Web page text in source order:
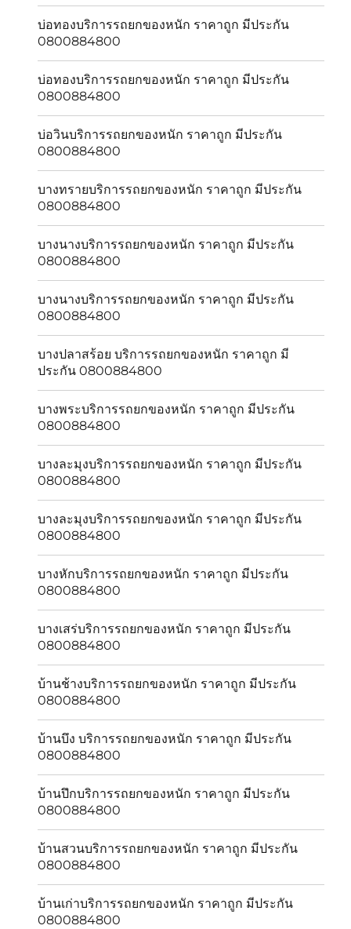
บ่อทองบริการรถยกของหนัก ราคาถูก มีประกัน
0800884800
บ่อทองบริการรถยกของหนัก ราคาถูก มีประกัน
0800884800
บ่อวินบริการรถยกของหนัก ราคาถูก มีประกัน
0800884800
บางทรายบริการรถยกของหนัก ราคาถูก มีประกัน
0800884800
บางนางบริการรถยกของหนัก ราคาถูก มีประกัน
0800884800
บางนางบริการรถยกของหนัก ราคาถูก มีประกัน
0800884800
บางปลาสร้อย บริการรถยกของหนัก ราคาถูก มี
ประกัน 0800884800
บางพระบริการรถยกของหนัก ราคาถูก มีประกัน
0800884800
บางละมุงบริการรถยกของหนัก ราคาถูก มีประกัน
0800884800
บางละมุงบริการรถยกของหนัก ราคาถูก มีประกัน
0800884800
บางหักบริการรถยกของหนัก ราคาถูก มีประกัน
0800884800
บางเสร่บริการรถยกของหนัก ราคาถูก มีประกัน
0800884800
บ้านช้างบริการรถยกของหนัก ราคาถูก มีประกัน
0800884800
บ้านบึง บริการรถยกของหนัก ราคาถูก มีประกัน
0800884800
บ้านปึกบริการรถยกของหนัก ราคาถูก มีประกัน
0800884800
บ้านสวนบริการรถยกของหนัก ราคาถูก มีประกัน
0800884800
บ้านเก่าบริการรถยกของหนัก ราคาถูก มีประกัน
0800884800